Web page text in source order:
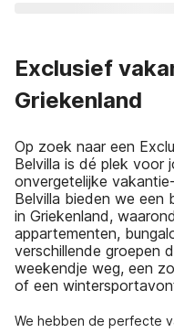
Exclusief
Griekenland
Op zoek naar een
Belvilla is dé plek voor
onvergetelijke
Belvilla bieden we een
in Griekenland,
appartementen,
verschillende groepen
weekendje weg, een
of een
We hebben de perfecte